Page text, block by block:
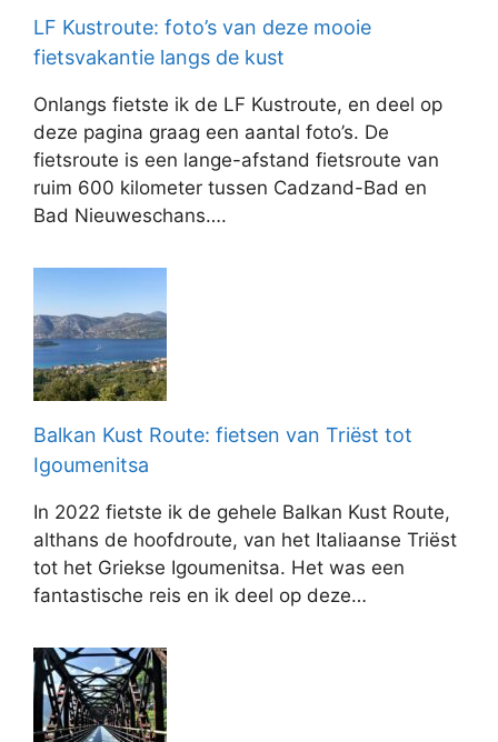
LF Kustroute: foto’s van deze mooie
fietsvakantie langs de kust
Onlangs fietste ik de LF Kustroute, en deel op
deze pagina graag een aantal foto’s. De
fietsroute is een lange-afstand fietsroute van
ruim 600 kilometer tussen Cadzand-Bad en
Bad Nieuweschans….
Balkan Kust Route: fietsen van Triëst tot
Igoumenitsa
In 2022 fietste ik de gehele Balkan Kust Route,
althans de hoofdroute, van het Italiaanse Triëst
tot het Griekse Igoumenitsa. Het was een
fantastische reis en ik deel op deze…